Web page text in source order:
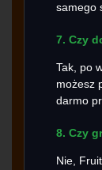
samego
7. Czy
Tak, po
możesz
darmo
8. Czy
Nie,